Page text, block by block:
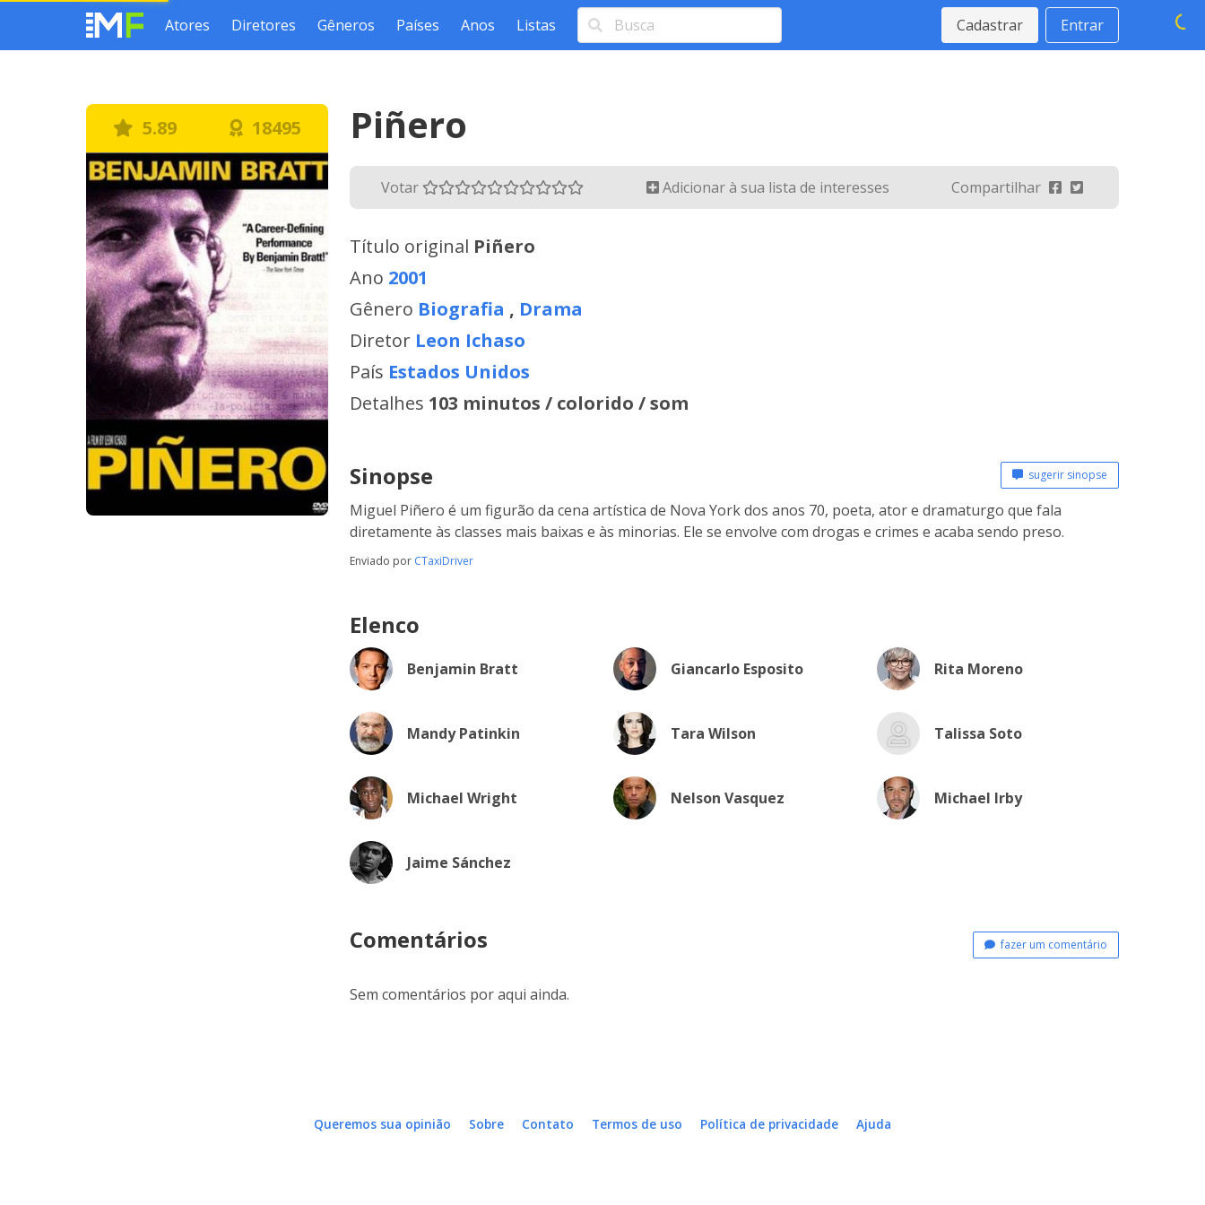
Atores Diretores Gêneros Países Anos Listas Cadastrar Entrar
5.89 18495 Piñero
Votar Adicionar à sua lista de interesses Compartilhar
Título original Piñero
Ano 2001
Gênero Biografia , Drama
Diretor Leon Ichaso
País Estados Unidos
Detalhes 103 minutos / colorido / som
Sinopse sugerir sinopse
Miguel Piñero é um figurão da cena artística de Nova York dos anos 70, poeta, ator e dramaturgo que fala
diretamente às classes mais baixas e às minorias. Ele se envolve com drogas e crimes e acaba sendo preso.
Enviado por CTaxiDriver
Elenco
Benjamin Bratt Giancarlo Esposito Rita Moreno
Mandy Patinkin Tara Wilson Talissa Soto
Michael Wright Nelson Vasquez Michael Irby
Jaime Sánchez
Comentários fazer um comentário
Sem comentários por aqui ainda.
Queremos sua opinião Sobre Contato Termos de uso Política de privacidade Ajuda